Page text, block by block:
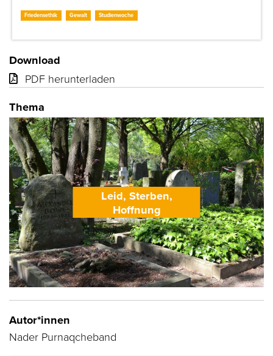
Friedensethik Gewalt Studienwoche
Download
PDF herunterladen
Thema
Leid, Sterben,
Hoffnung
Autor*innen
Nader Purnaqcheband